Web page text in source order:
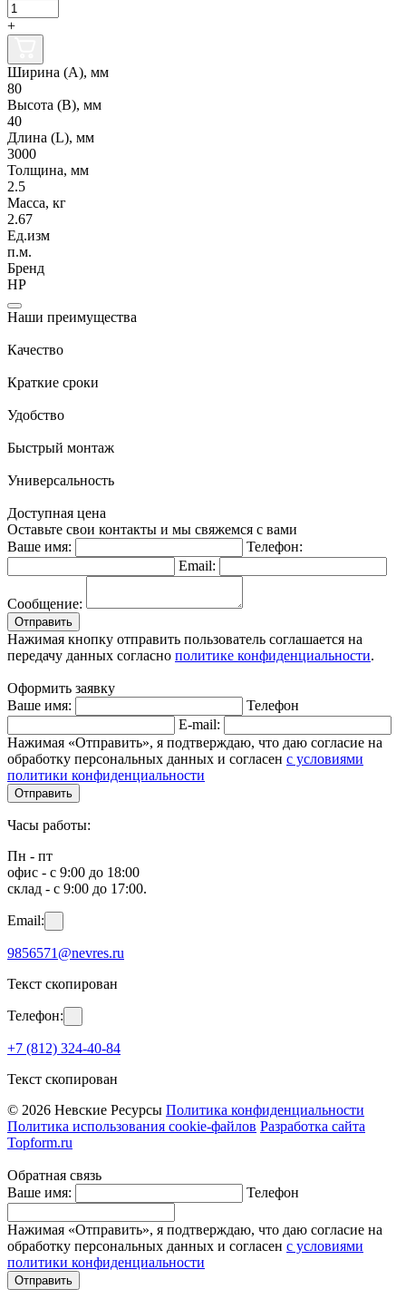
+
Ширина (А), мм
80
Высота (В), мм
40
Длина (L), мм
3000
Толщина, мм
2.5
Масса, кг
2.67
Ед.изм
п.м.
Бренд
НР
Наши преимущества
Качество
Краткие сроки
Удобство
Быстрый монтаж
Универсальность
Доступная цена
Оставьте свои контакты и мы свяжемся с вами
Ваше имя:
Телефон:
Email:
Сообщение:
Отправить
Нажимая кнопку отправить пользователь соглашается на
передачу данных согласно политике конфиденциальности.
Оформить заявку
Ваше имя:
Телефон
E-mail:
Нажимая «Отправить», я подтверждаю, что даю согласие на
обработку персональных данных и согласен с условиями
политики конфиденциальности
Отправить
Часы работы:
Пн - пт
офис - с 9:00 до 18:00
склад - с 9:00 до 17:00.
Email:
9856571@nevres.ru
Текст скопирован
Телефон:
+7 (812) 324-40-84
Текст скопирован
© 2026 Невские Ресурсы Политика конфиденциальности
Политика использования cookie-файлов Разработка сайта
Topform.ru
Обратная связь
Ваше имя:
Телефон
Нажимая «Отправить», я подтверждаю, что даю согласие на
обработку персональных данных и согласен с условиями
политики конфиденциальности
Отправить